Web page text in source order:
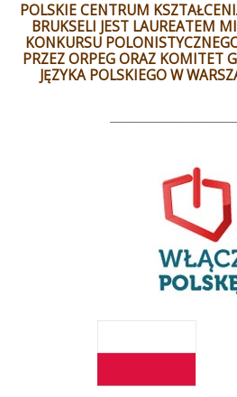
POLSKIE CENTRUM
BRUKSELI JEST LAUREATEM
KONKURSU
PRZEZ ORPEG ORAZ KOMITET
JĘZYKA POLSKIEGO W